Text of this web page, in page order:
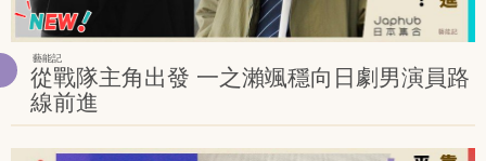
藝能記
從戰隊主角出發 一之瀨颯穩向日劇男演員路
線前進